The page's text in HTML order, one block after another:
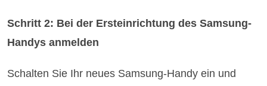
Schritt 2: Bei der Ersteinrichtung des Samsung-
Handys anmelden
Schalten Sie Ihr neues Samsung-Handy ein und